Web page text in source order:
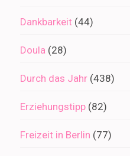
Dankbarkeit (44)
Doula (28)
Durch das Jahr (438)
Erziehungstipp (82)
Freizeit in Berlin (77)